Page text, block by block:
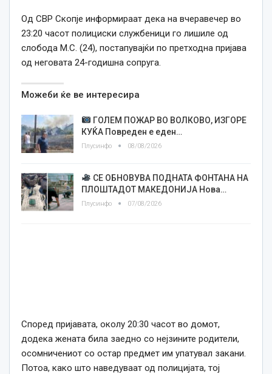
Од СВР Скопје информираат дека на вчеравечер во
23:20 часот полициски службеници го лишиле од
слобода М.С. (24), постапувајќи по претходна пријава
од неговата 24-годишна сопруга.
Можеби ќе ве интересира
ГОЛЕМ ПОЖАР ВО ВОЛКОВО, ИЗГОРЕ
КУЌА Повреден е еден…
Плусинфо 08/08/2026
СЕ ОБНОВУВА ПОДНАТА ФОНТАНА НА
ПЛОШТАДОТ МАКЕДОНИЈА Нова…
Плусинфо 07/08/2026
Според пријавата, околу 20:30 часот во домот,
додека жената била заедно со нејзините родители,
осомничениот со остар предмет им упатувал закани.
Потоа, како што наведуваат од полицијата, тој